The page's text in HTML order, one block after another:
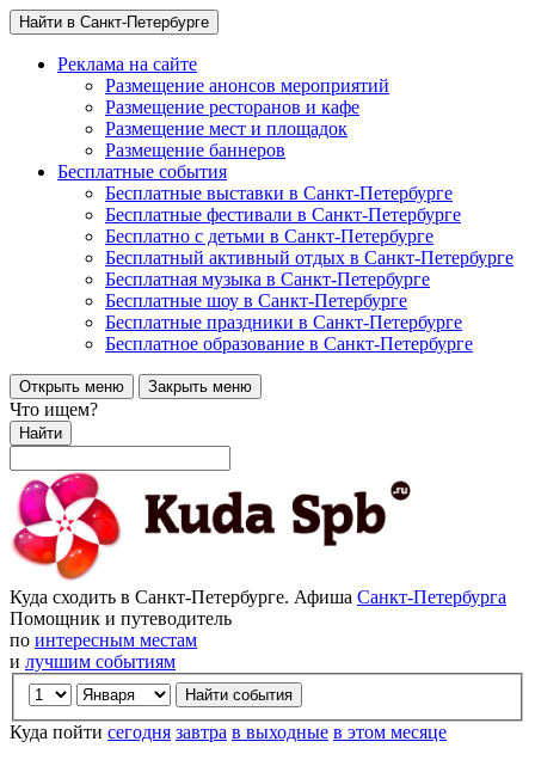
Найти в Санкт-Петербурге
Реклама на сайте
Размещение анонсов мероприятий
Размещение ресторанов и кафе
Размещение мест и площадок
Размещение баннеров
Бесплатные события
Бесплатные выставки в Санкт-Петербурге
Бесплатные фестивали в Санкт-Петербурге
Бесплатно с детьми в Санкт-Петербурге
Бесплатный активный отдых в Санкт-Петербурге
Бесплатная музыка в Санкт-Петербурге
Бесплатные шоу в Санкт-Петербурге
Бесплатные праздники в Санкт-Петербурге
Бесплатное образование в Санкт-Петербурге
Открыть меню Закрыть меню
Что ищем?
Найти
Куда сходить в Санкт-Петербурге. Афиша Санкт-Петербурга
Помощник и путеводитель
по интересным местам
и лучшим событиям
Куда пойти сегодня завтра в выходные в этом месяце